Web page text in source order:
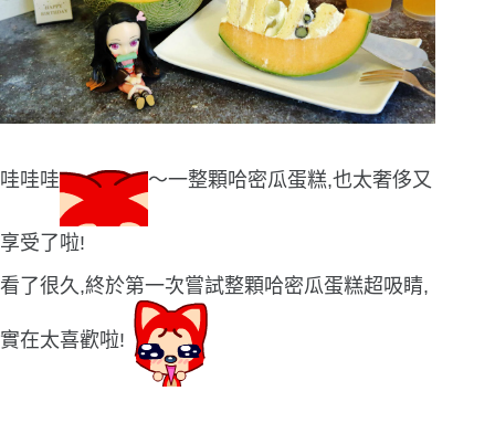
哇哇哇 〜一整顆哈密瓜蛋糕,也太奢侈又
享受了啦!
看了很久,終於第一次嘗試整顆哈密瓜蛋糕超吸睛,
實在太喜歡啦!